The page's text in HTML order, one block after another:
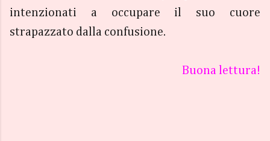
intenzionati a occupare il suo cuore
strapazzato dalla confusione.
Buona lettura!